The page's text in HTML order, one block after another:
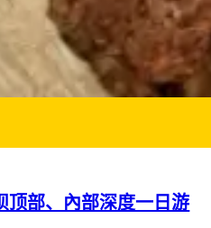
顶部、內部深度一日游